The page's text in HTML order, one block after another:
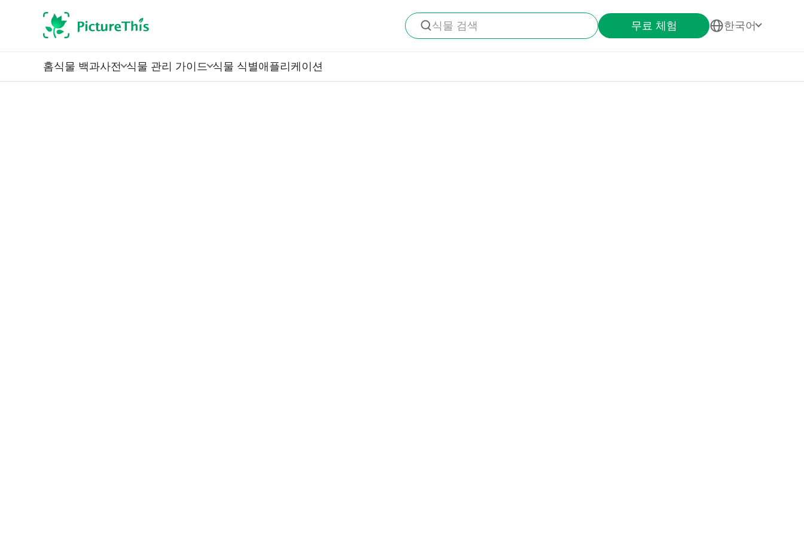
식물 검색 무료 체험 한국어
홈식물 백과사전 식물 관리 가이드 식물 식별 애플리케이션